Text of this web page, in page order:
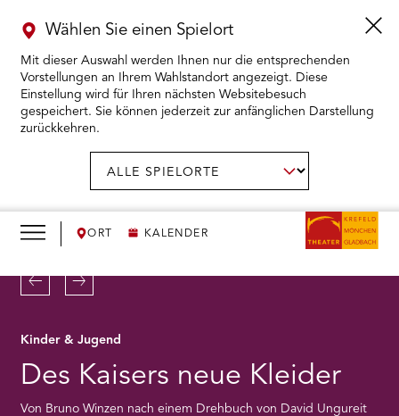
ORT KALENDER
Wählen Sie einen Spielort
Mit dieser Auswahl werden Ihnen nur die entsprechenden
Vorstellungen an Ihrem Wahlstandort angezeigt. Diese
Einstellung wird für Ihren nächsten Websitebesuch
gespeichert. Sie können jederzeit zur anfänglichen Darstellung
zurückkehren.
KARTENKAUF ÖFFNEN
WIR ÖFFNEN
DAS THEATER ÖFFNEN
THEATERPÄDAGOGIK ÖFFNEN
BESUCH ÖFFNEN
Kinder & Jugend
Des Kaisers neue Kleider
Von Bruno Winzen nach einem Drehbuch von David Ungureit
Zurück Weiter